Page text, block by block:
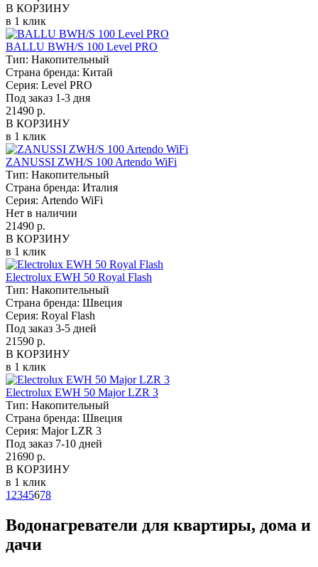
В КОРЗИНУ
в 1 клик
BALLU BWH/S 100 Level PRO
Тип: Накопительный
Страна бренда: Китай
Серия: Level PRO
Под заказ 1-3 дня
21490 р.
В КОРЗИНУ
в 1 клик
ZANUSSI ZWH/S 100 Artendo WiFi
Тип: Накопительный
Страна бренда: Италия
Серия: Artendo WiFi
Нет в наличии
21490 р.
В КОРЗИНУ
в 1 клик
Electrolux EWH 50 Royal Flash
Тип: Накопительный
Страна бренда: Швеция
Серия: Royal Flash
Под заказ 3-5 дней
21590 р.
В КОРЗИНУ
в 1 клик
Electrolux EWH 50 Major LZR 3
Тип: Накопительный
Страна бренда: Швеция
Серия: Major LZR 3
Под заказ 7-10 дней
21690 р.
В КОРЗИНУ
в 1 клик
1 2345678
Водонагреватели для квартиры, дома и
дачи